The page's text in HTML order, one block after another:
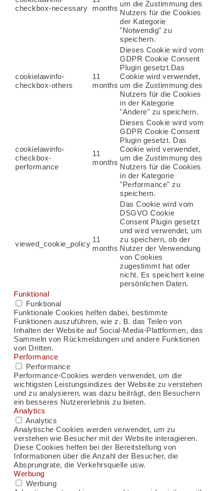
checkbox-necessary
months
um die Zustimmung des
Nutzers für die Cookies
der Kategorie
"Notwendig" zu
speichern.
cookielawinfo-
checkbox-others
11
months
Dieses Cookie wird vom
GDPR Cookie Consent
Plugin gesetzt.Das
Cookie wird verwendet,
um die Zustimmung des
Nutzers für die Cookies
in der Kategorie
"Andere" zu speichern.
cookielawinfo-
checkbox-
performance
11
months
Dieses Cookie wird vom
GDPR Cookie Consent
Plugin gesetzt. Das
Cookie wird verwendet,
um die Zustimmung des
Nutzers für die Cookies
in der Kategorie
"Performance" zu
speichern.
viewed_cookie_policy
11
months
Das Cookie wird vom
DSGVO Cookie
Consent Plugin gesetzt
und wird verwendet, um
zu speichern, ob der
Nutzer der Verwendung
von Cookies
zugestimmt hat oder
nicht. Es speichert keine
persönlichen Daten.
Funktional
Funktional
Funktionale Cookies helfen dabei, bestimmte
Funktionen auszuführen, wie z. B. das Teilen von
Inhalten der Website auf Social-Media-Plattformen, das
Sammeln von Rückmeldungen und andere Funktionen
von Dritten.
Performance
Performance
Performance-Cookies werden verwendet, um die
wichtigsten Leistungsindizes der Website zu verstehen
und zu analysieren, was dazu beiträgt, den Besuchern
ein besseres Nutzererlebnis zu bieten.
Analytics
Analytics
Analytische Cookies werden verwendet, um zu
verstehen wie Besucher mit der Website interagieren.
Diese Cookies helfen bei der Bereitstellung von
Informationen über die Anzahl der Besucher, die
Absprungrate, die Verkehrsquelle usw.
Werbung
Werbung